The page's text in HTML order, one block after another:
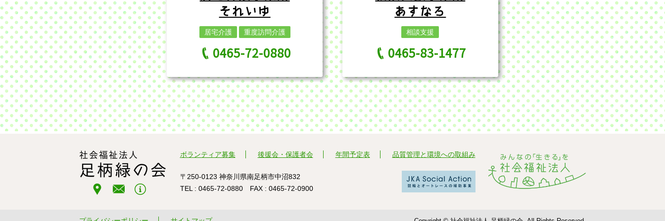
それいゆ
居宅介護 重度訪問介護
0465-72-0880
あすなろ
相談支援
0465-83-1477
社会福祉法人
足柄緑の会
ボランティア募集 後援会・保護者会 年間予定表 品質管理と環境への取組み
〒250-0123 神奈川県南足柄市中沼832
TEL : 0465-72-0880 FAX : 0465-72-0900